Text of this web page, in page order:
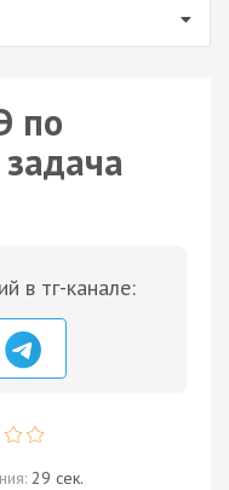
по
в тг-канале:
29 сек.